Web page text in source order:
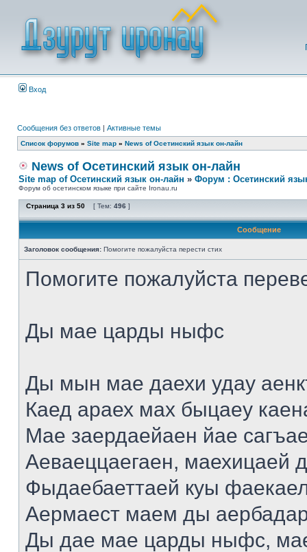
Вход
Сообщения без ответов | Активные темы
Список форумов » Site map » News of Осетинский язык он-лайн
News of Осетинский язык он-лайн
Site map of Осетинский язык он-лайн » Форум : Осетинский
Форум об осетинском языке при сайте Ironau.ru
Страница 3 из 50 [ Тем: 496 ]
Сообщение
Заголовок сообщения: Помогите пожалуйста перести стих
Помогите пожалуйста
Ды мае царды ныфс
Ды мын мае даехи удау
Каед араех мах быцаеу
Мае заердаейаен йае
Аеваеццаегаен, маехицаей
Фыдаебаеттаей куы
Аермаест маем ды
Ды дае мае царды ныфс,